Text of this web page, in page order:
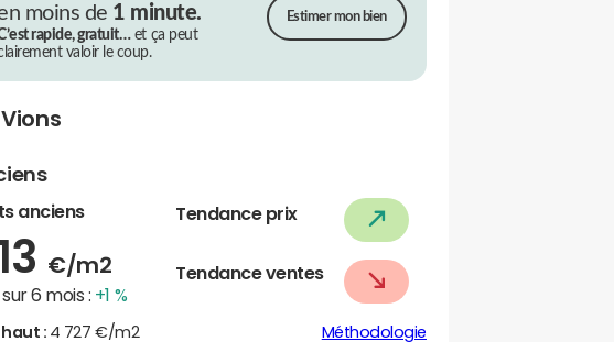
moins de 1 minute.
rapide, gratuit…et ça peut
valoir le coup.
Estimer mon bien
anciens
€/m2
6 mois : +1 %
Tendance prix
Tendance ventes
haut : 4 727 €/m2 Méthodologie